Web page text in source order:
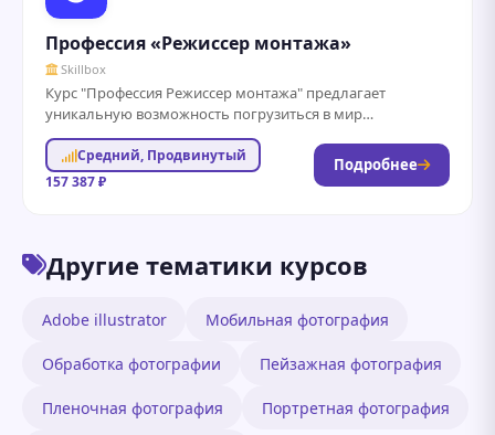
Профессия «Режиссер монтажа»
Skillbox
Курс "Профессия Режиссер монтажа" предлагает
уникальную возможность погрузиться в мир
видеопроизводства и освоить ключевые навыки,
необходимые для успешной карьеры в...
Средний, Продвинутый
157 387 ₽
Подробнее
Другие тематики курсов
Adobe illustrator Мобильная фотография
Обработка фотографии Пейзажная фотография
Пленочная фотография Портретная фотография